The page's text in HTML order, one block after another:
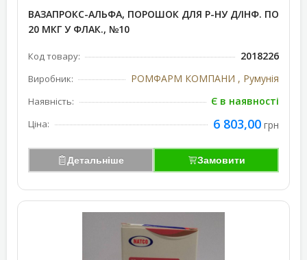
ВАЗАПРОКС-АЛЬФА, ПОРОШОК ДЛЯ Р-НУ Д/ІНФ. ПО
20 МКГ У ФЛАК., №10
Код товару: 2018226
Виробник: РОМФАРМ КОМПАНИ , Румунія
Наявність: Є в наявності
Ціна: 6 803,00 грн
Детальніше Замовити